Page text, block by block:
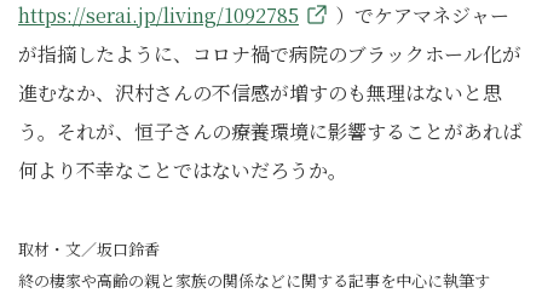
https://serai.jp/living/1092785
）でケアマネジャー
が指摘したように、コロナ禍で病院のブラックホール化が
進むなか、沢村さんの不信感が増すのも無理はないと思
う。それが、恒子さんの療養環境に影響することがあれば
何より不幸なことではないだろうか。
取材・文／坂口鈴香
終の棲家や高齢の親と家族の関係などに関する記事を中心に執筆す